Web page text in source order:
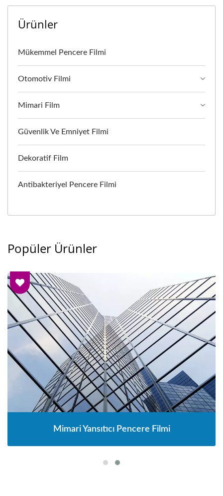
Ürünler
Mükemmel Pencere Filmi
Otomotiv Filmi
Mimari Film
Güvenlik Ve Emniyet Filmi
Dekoratif Film
Antibakteriyel Pencere Filmi
Popüler Ürünler
Mimari Yansıtıcı Pencere Filmi